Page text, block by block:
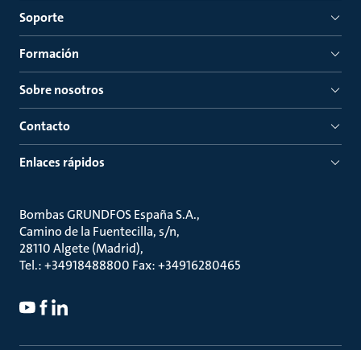
Soporte
Formación
Sobre nosotros
Contacto
Enlaces rápidos
Bombas GRUNDFOS España S.A.
Camino de la Fuentecilla, s/n
28110 Algete (Madrid)
Tel.: +34918488800 Fax: +34916280465